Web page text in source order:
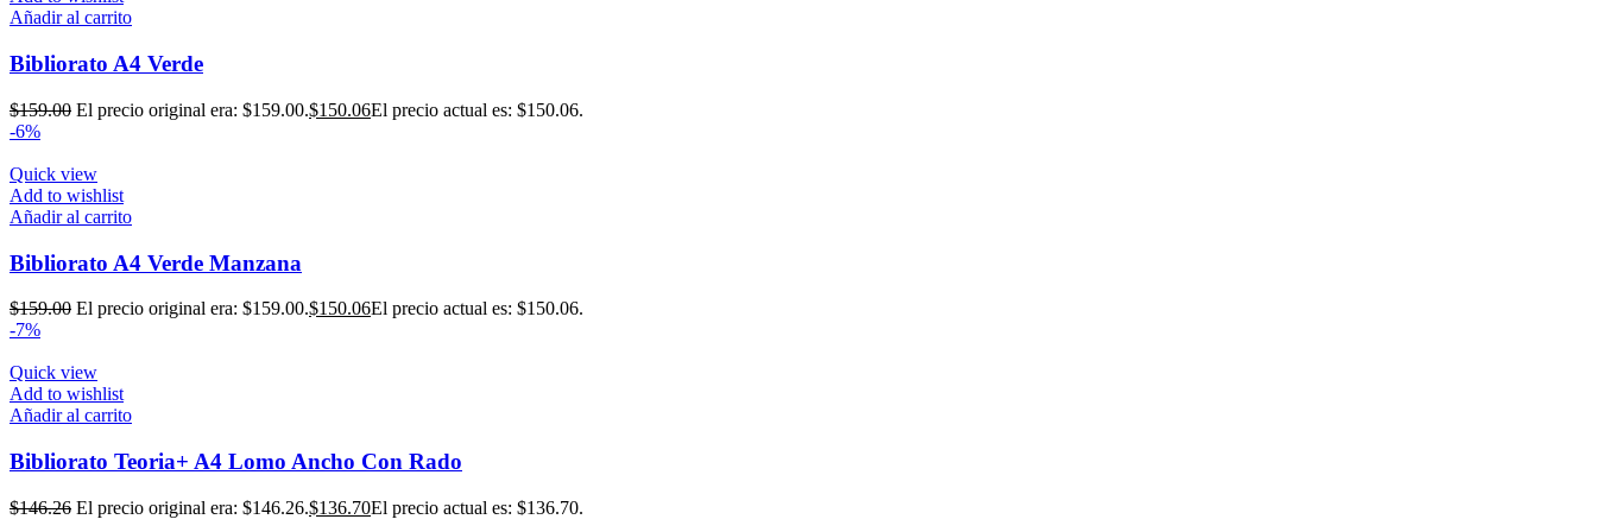
Añadir al carrito
Bibliorato A4 Verde
$159.00 El precio original era: $159.00.$150.06El precio actual es: $150.06.
-6%
Quick view
Add to wishlist
Añadir al carrito
Bibliorato A4 Verde Manzana
$159.00 El precio original era: $159.00.$150.06El precio actual es: $150.06.
-7%
Quick view
Add to wishlist
Añadir al carrito
Bibliorato Teoria+ A4 Lomo Ancho Con Rado
$146.26 El precio original era: $146.26.$136.70El precio actual es: $136.70.